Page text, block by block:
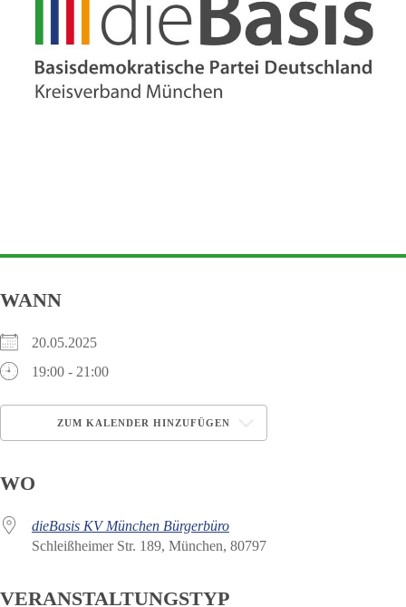
WANN
20.05.2025
19:00 - 21:00
ZUM KALENDER HINZUFÜGEN
WO
dieBasis KV München Bürgerbüro
Schleißheimer Str. 189, München, 80797
VERANSTALTUNGSTYP